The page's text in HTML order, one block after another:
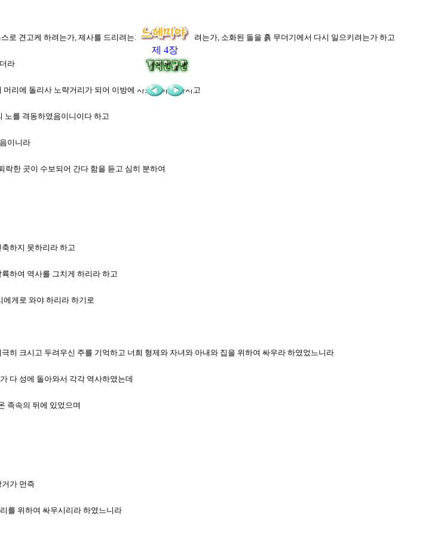
제 4장
견고케 하려는가, 제사를 드리려는가, 하루에 필역하려는가, 소화된 돌을 흙 무더기에서 다시 일으키려는가 하고
라
리에 돌리사 노략거리가 되어 이방에 사로잡히게 하시고
노를 격동하였음이니이다 하고
이니라
한 곳이 수보되어 간다 함을 듣고 심히 분하여
하지 못하리라 하고
하여 역사를 그치게 하리라 하고
게로 와야 하리라 하기로
크시고 두려우신 주를 기억하고 너희 형제와 자녀와 아내와 집을 위하여 싸우라 하였었느니라
다 성에 돌아와서 각각 역사하였는데
족속의 뒤에 있었으며
가 먼즉
를 위하여 싸우시리라 하였느니라